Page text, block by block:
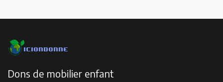
Dons de mobilier enfant